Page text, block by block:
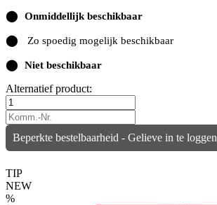
⬤ Onmiddellijk beschikbaar
⬤ Zo spoedig mogelijk beschikbaar
⬤ Niet beschikbaar
Alternatief product:
Beperkte bestelbaarheid - Gelieve in te loggen
TIP
NEW
%